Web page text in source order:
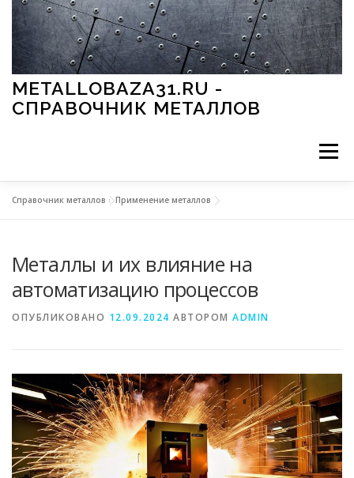
Перейти к содержимому
METALLOBAZA31.RU -
СПРАВОЧНИК МЕТАЛЛОВ
Меню
МЕТАЛЛЫ И ОКРУЖАЮЩАЯ СРЕДА
СВОЙСТВА МЕТАЛЛОВ СОРТА МЕТАЛЛОВ
СТАТЬИ
Справочник металлов »Применение металлов
Металлы и их влияние на
автоматизацию процессов
ОПУБЛИКОВАНО 12.09.2024 АВТОРОМ ADMIN